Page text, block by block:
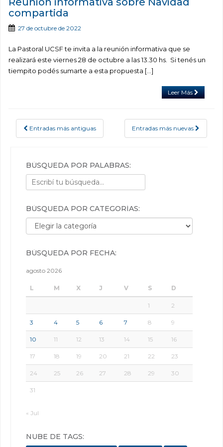
compartida
27 de octubre de 2022
La Pastoral UCSF te invita a la reunión informativa que se
realizará este viernes 28 de octubre a las 13.30 hs. Si tenés un
tiempito podés sumarte a esta propuesta […]
Leer Más
POSTS NAVIGATION
Entradas más antiguas Entradas más nuevas
BÚSQUEDA POR PALABRAS:
BÚSQUEDA POR CATEGORÍAS:
Búsqueda por categorías:
BÚSQUEDA POR FECHA:
agosto 2026
L M X J V S D
1 2
3 4 5 6 7 8 9
10 11 12 13 14 15 16
17 18 19 20 21 22 23
24 25 26 27 28 29 30
31
« Jul
NUBE DE TAGS: